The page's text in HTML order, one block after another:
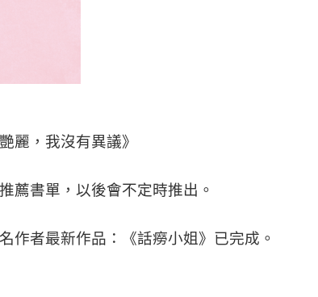
麗，我沒有異議》
薦書單，以後會不定時推出。
作者最新作品：《話癆小姐》已完成。